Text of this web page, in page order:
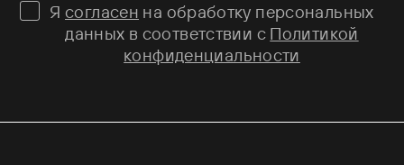
Ясогласен на обработку персональных
данных в соответствии с Политикой
конфиденциальности